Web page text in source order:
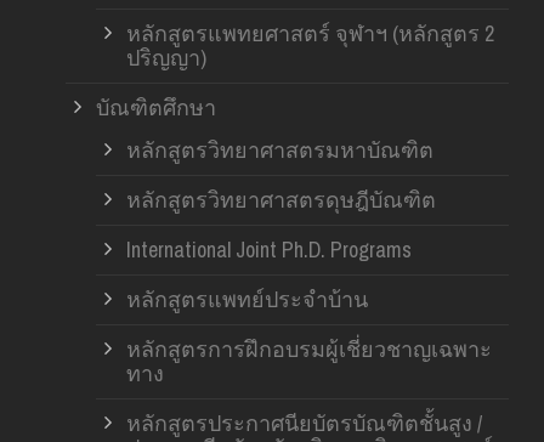
หลักสูตรแพทยศาสตร์ จุฬาฯ (หลักสูตร 2
ปริญญา)
บัณฑิตศึกษา
หลักสูตรวิทยาศาสตรมหาบัณฑิต
หลักสูตรวิทยาศาสตรดุษฎีบัณฑิต
International Joint Ph.D. Programs
หลักสูตรแพทย์ประจำบ้าน
หลักสูตรการฝึกอบรมผู้เชี่ยวชาญเฉพาะ
ทาง
หลักสูตรประกาศนียบัตรบัณฑิตชั้นสูง /